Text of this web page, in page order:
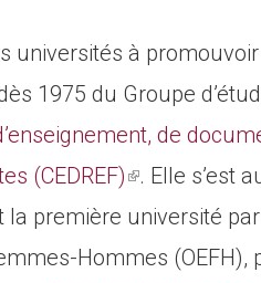
universités à
1975 du Groupe
de
(CEDREF)(link
is
external)
. Elle s’est
première université
Hommes (OEFH),